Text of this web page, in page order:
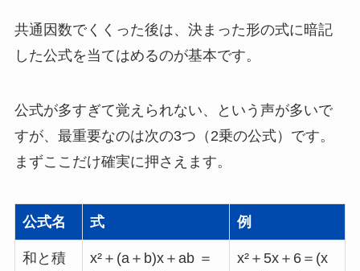
共通因数でくくった後は、決まった形の式に暗記
した公式を当てはめるのが基本です。
公式が多すぎて覚えられない、という声が多いで
すが、最重要なのは次の3つ（2乗の公式）です。
まずここだけ確実に押さえます。
公式名 式 例
和と積
x²＋(a＋b)x＋ab ＝
x²＋5x＋6＝(x